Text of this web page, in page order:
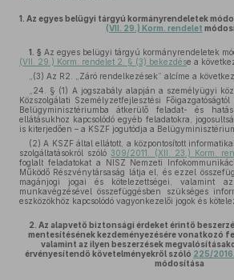
1. Az egyes belügyi tárgyú kormányrendeletek
(VII. 29.) Korm. rendelet
1. § Az egyes belügyi tárgyú kormányrendeletek
(VII. 29.) Korm. rendelet 2. § (3) bekezdése a
„(3) Az R2. „Záró rendelkezések” alcíme a
„24. § (1) A jogszabály alapján a személyügyi
Közszolgálati Személyzetfejlesztési
Belügyminisztériumba átkerülő feladat- és
ellátásukhoz kapcsolódó egyéb feladatokra,
is kiterjedően – a KSZF jogutódja a
(2) A KSZF által ellátott, a központosított
szolgáltatásokról szóló309/2011. (XII. 23.) Korm.
foglalt feladatokat a NISZ Nemzeti
Működő Részvénytársaság látja el, és ezzel
magánjogi jogai és kötelezettségei, valamint
munkavégzésével összefüggésben szükséges
eszközökhöz kapcsolódó vagyonkezelői jogok és
2. Az alapvető biztonsági érdeket érintő
mentesítésének kezdeményezésére vonatkozó
valamint az ilyen beszerzések
érvényesítendő követelményekről szóló 225/
módosítása